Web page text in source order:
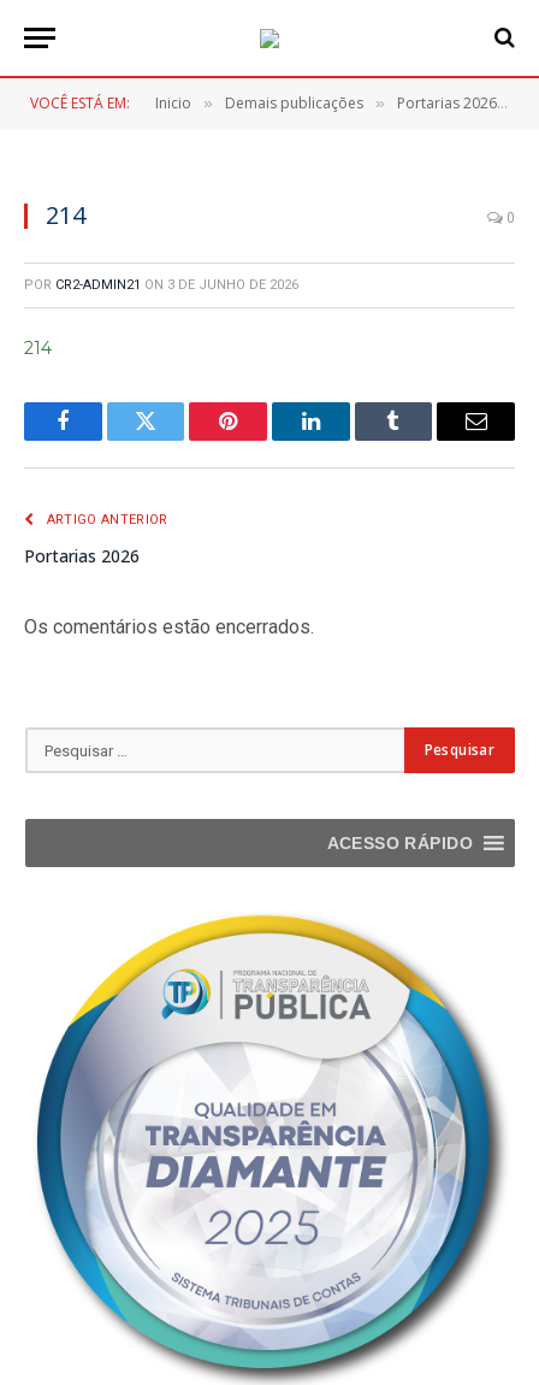
VOCÊ ESTÁ EM: Inicio » Demais publicações » Portarias 2026
214 0
POR CR2-ADMIN21 ON 3 DE JUNHO DE 2026
214
FacebookTwitter Pinterest LinkedInTumblr
E-
ARTIGO ANTERIOR
Portarias 2026
Os comentários estão encerrados.
ACESSO RÁPIDO